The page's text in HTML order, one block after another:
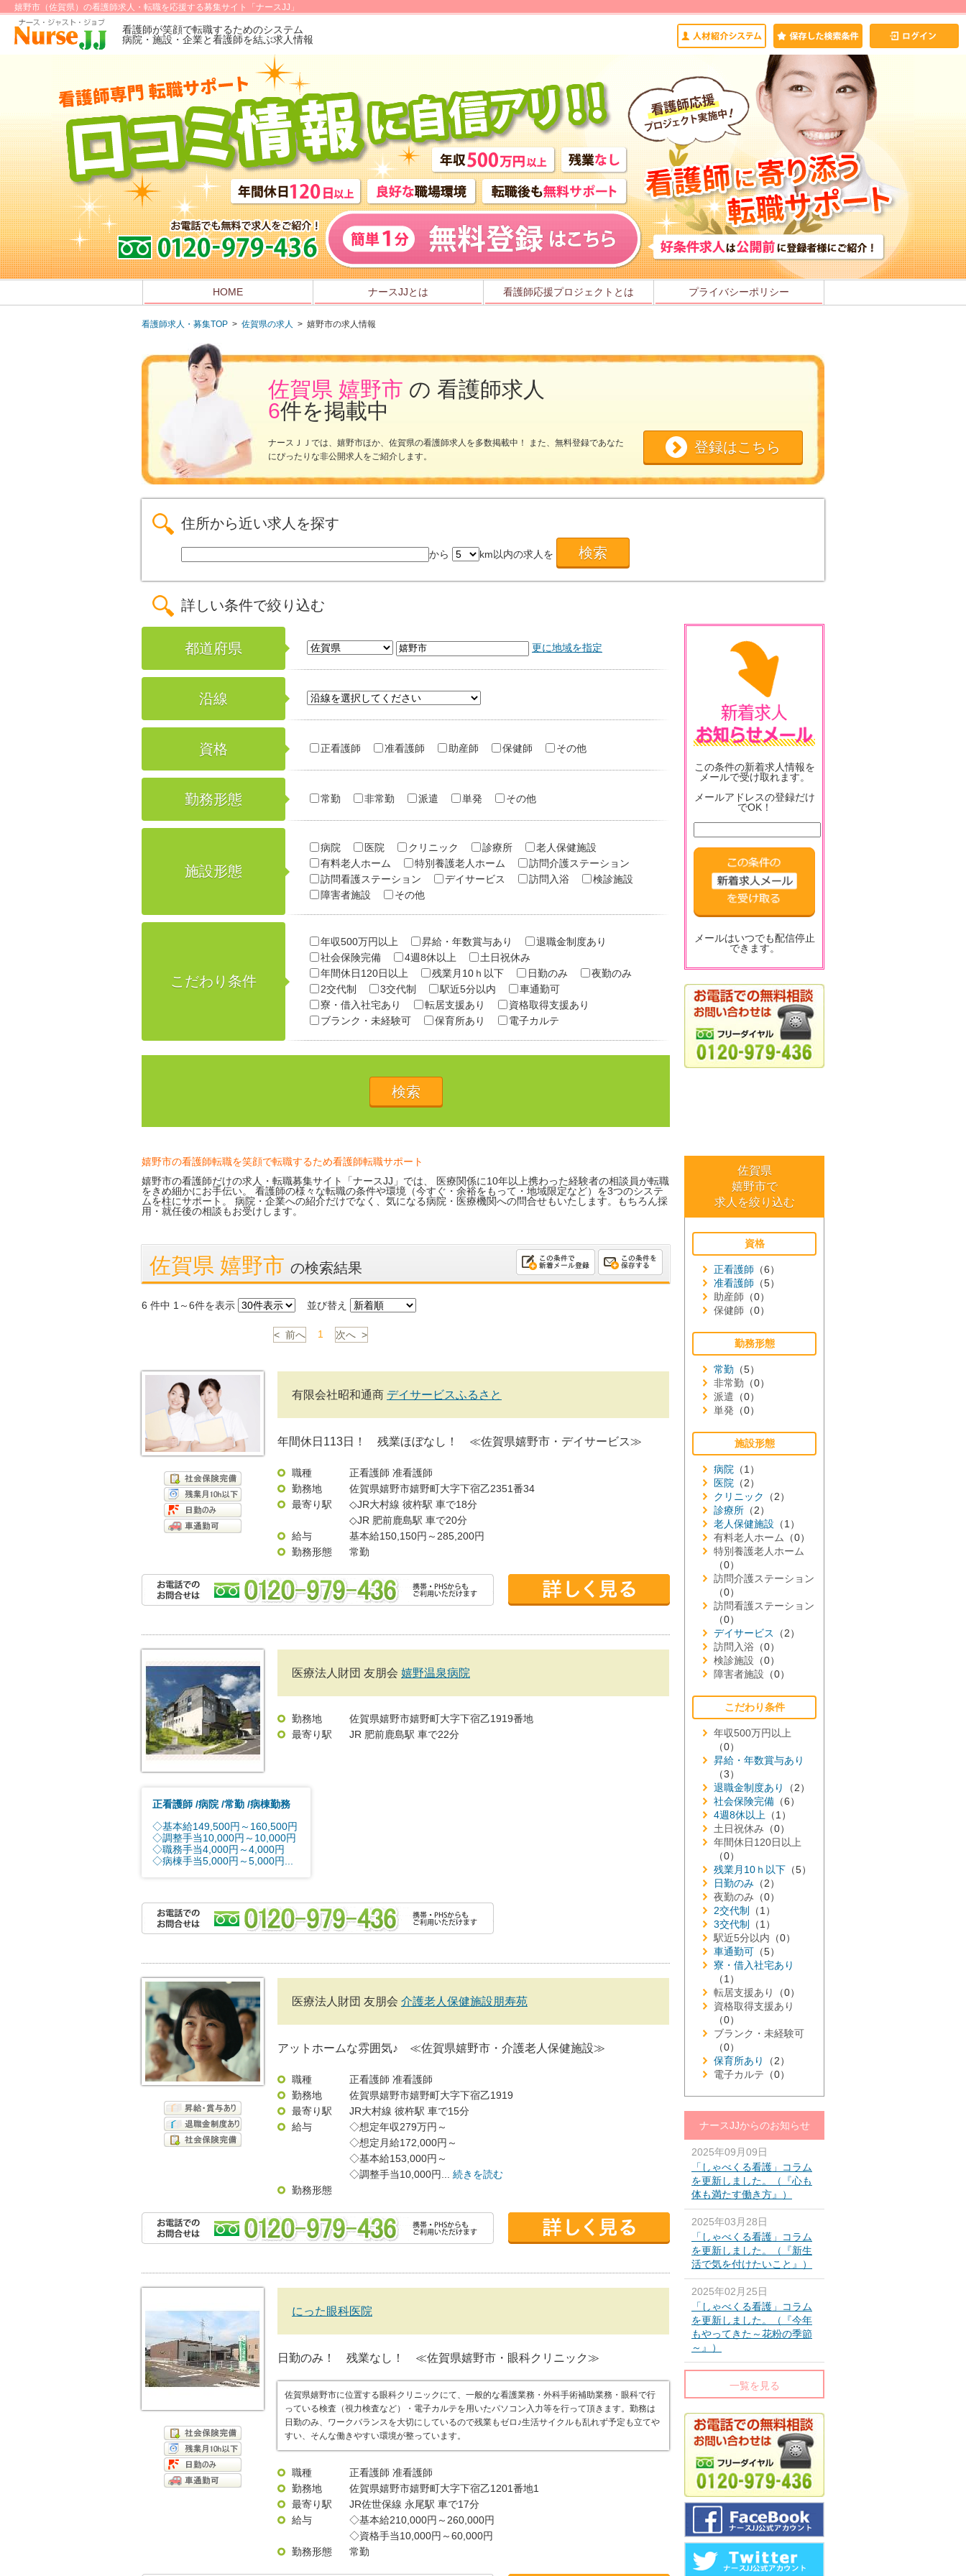
嬉野市（佐賀県）の看護師求人・転職を応援する募集サイト「ナースJJ」
看護師が笑顔で転職するためのシステム
病院・施設・企業と看護師を結ぶ求人情報
HOME ナースJJとは 看護師応援プロジェクトとは プライバシーポリシー
看護師求人・募集TOP > 佐賀県の求人 > 嬉野市の求人情報
佐賀県 嬉野市 の 看護師求人
6件を掲載中
ナースＪＪでは、嬉野市ほか、佐賀県の看護師求人を多数掲載中！ また、無料登録であなた
にぴったりな非公開求人をご紹介します。
登録はこちら
住所から近い求人を探す
から km以内の求人を
詳しい条件で絞り込む
都道府県 更に地域を指定
沿線
資格 正看護師 准看護師 助産師 保健師 その他
勤務形態 常勤 非常勤 派遣 単発 その他
施設形態
病院 医院 クリニック 診療所
老人保健施設
有料老人ホーム
特別養護老人ホーム
訪問介護ステーション
訪問看護ステーション
デイサービス 訪問入浴
検診施設
障害者施設
その他
こだわり条件
年収500万円以上 昇給・年数賞与あり
退職金制度あり
社会保険完備
4週8休以上
土日祝休み
年間休日120日以上
残業月10ｈ以下 日勤のみ
夜勤のみ
2交代制
3交代制 駅近5分以内
車通勤可
寮・借入社宅あり
転居支援あり
資格取得支援あり
ブランク・未経験可
保育所あり 電子カルテ
この条件の新着求人情報を
メールで受け取れます。
メールアドレスの登録だけ
でOK！
メールはいつでも配信停止
できます。
嬉野市の看護師転職を笑顔で転職するため看護師転職サポート
嬉野市の看護師だけの求人・転職募集サイト「ナースJJ」では、 医療関係に10年以上携わった経験者の相談員が転職
をきめ細かにお手伝い。 看護師の様々な転職の条件や環境（今すぐ・余裕をもって・地域限定など）を3つのシステ
ムを柱にサポート。 病院・企業への紹介だけでなく、気になる病院・医療機関への問合せもいたします。もちろん採
用・就任後の相談もお受けします。
佐賀県 嬉野市 の検索結果
6 件中 1～6件を表示 並び替え
< 前へ 1 次へ >
有限会社昭和通商 デイサービスふるさと
年間休日113日！ 残業ほぼなし！ ≪佐賀県嬉野市・デイサービス≫
職種 正看護師 准看護師
勤務地
佐賀県嬉野市嬉野町大字下宿乙2351番34
最寄り駅
◇JR大村線 彼杵駅 車で18分
◇JR 肥前鹿島駅 車で20分
給与
基本給150,150円～285,200円
勤務形態
常勤
医療法人財団 友朋会 嬉野温泉病院
勤務地
佐賀県嬉野市嬉野町大字下宿乙1919番地
最寄り駅
JR 肥前鹿島駅 車で22分
正看護師 病院 常勤 病棟勤務
◇基本給149,500円～160,500円
◇調整手当10,000円～10,000円
◇職務手当4,000円～4,000円
◇病棟手当5,000円～5,000円...
医療法人財団 友朋会 介護老人保健施設朋寿苑
アットホームな雰囲気♪ ≪佐賀県嬉野市・介護老人保健施設≫
職種 正看護師 准看護師
勤務地
佐賀県嬉野市嬉野町大字下宿乙1919
最寄り駅
JR大村線 彼杵駅 車で15分
給与
◇想定年収279万円～
◇想定月給172,000円～
◇基本給153,000円～
◇調整手当10,000円... 続きを読む
勤務形態
にった眼科医院
日勤のみ！ 残業なし！ ≪佐賀県嬉野市・眼科クリニック≫
佐賀県嬉野市に位置する眼科クリニックにて、一般的な看護業務・外科手術補助業務・眼科で行
っている検査（視力検査など）・電子カルテを用いたパソコン入力等を行って頂きます。勤務は
日勤のみ、ワークバランスを大切にしているので残業もゼロ♪生活サイクルも乱れず予定も立てや
すい、そんな働きやすい環境が整っています。
職種 正看護師 准看護師
勤務地
佐賀県嬉野市嬉野町大字下宿乙1201番地1
最寄り駅
JR佐世保線 永尾駅 車で17分
給与
◇基本給210,000円～260,000円
◇資格手当10,000円～60,000円
勤務形態
常勤
佐賀県
嬉野市で
求人を絞り込む
資格
正看護師 （6）
准看護師 （5）
助産師 （0）
保健師 （0）
勤務形態
常勤 （5）
非常勤 （0）
派遣 （0）
単発 （0）
施設形態
病院 （1）
医院 （2）
クリニック
（2）
診療所 （2）
老人保健施設 （1）
有料老人ホーム
（0）
特別養護老人ホーム
（0）
訪問介護ステーション
（0）
訪問看護ステーション
（0）
デイサービス
（2）
訪問入浴 （0）
検診施設 （0）
障害者施設 （0）
こだわり条件
年収500万円以上
（0）
昇給・年数賞与あり
（3）
退職金制度あり
（2）
社会保険完備 （6）
4週8休以上 （1）
土日祝休み （0）
年間休日120日以上
（0）
残業月10ｈ以下 （5）
日勤のみ （2）
夜勤のみ （0）
2交代制
（1）
3交代制
（1）
駅近5分以内 （0）
車通勤可 （5）
寮・借入社宅あり
（1）
転居支援あり
（0）
資格取得支援あり
（0）
ブランク・未経験可
（0）
保育所あり
（2）
電子カルテ （0）
ナースJJからのお知らせ
2025年09月09日
「しゃべくる看護」コラム
を更新しました。（『心も
体も満たす働き方』）
2025年03月28日
「しゃべくる看護」コラム
を更新しました。（『新生
活で気を付けたいこと』）
2025年02月25日
「しゃべくる看護」コラム
を更新しました。（『今年
もやってきた～花粉の季節
～』）
一覧を見る